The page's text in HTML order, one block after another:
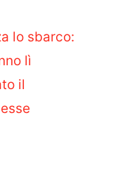
lo sbarco:
lì
il